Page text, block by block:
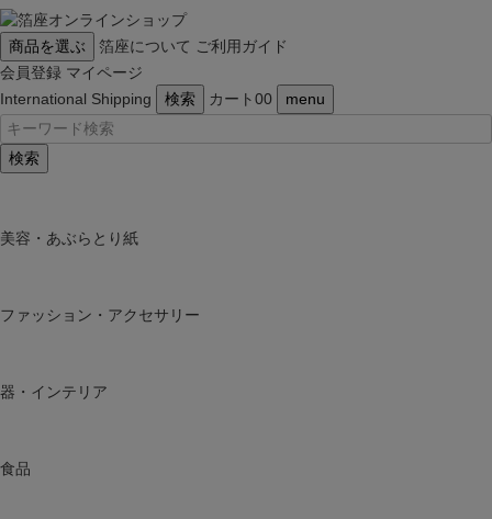
商品を選ぶ 箔座について ご利用ガイド
会員登録 マイページ
International Shipping
検索 カート00 menu
検索
美容・あぶらとり紙
ファッション・アクセサリー
器・インテリア
食品